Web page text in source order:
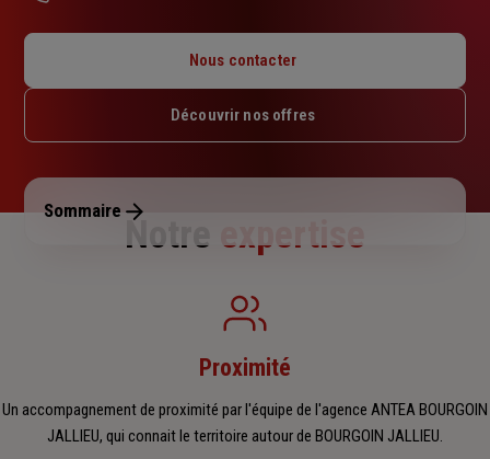
Mardi : 09h – 12h / 15h – 17h30
Jeudi : 09h – 12h / 15h – 17h30
Dimanche : Fermé
Nous contacter
Découvrir nos offres
Sommaire
Notre expertise
Proximité
Un accompagnement de proximité par l'équipe de l'agence ANTEA BOURGOIN
JALLIEU, qui connait le territoire autour de BOURGOIN JALLIEU.